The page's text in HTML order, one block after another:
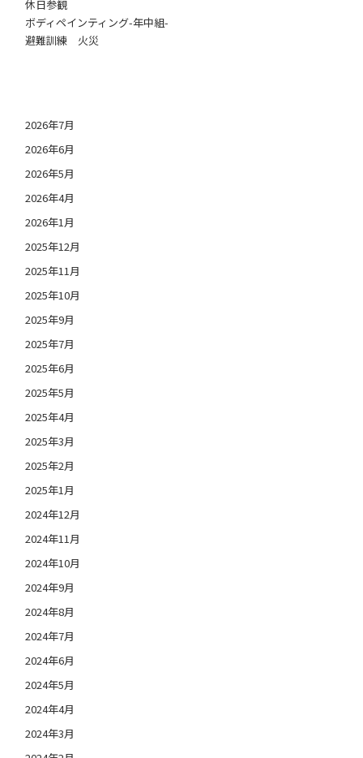
休日参観
ボディペインティング-年中組-
避難訓練 火災
2026年7月
2026年6月
2026年5月
2026年4月
2026年1月
2025年12月
2025年11月
2025年10月
2025年9月
2025年7月
2025年6月
2025年5月
2025年4月
2025年3月
2025年2月
2025年1月
2024年12月
2024年11月
2024年10月
2024年9月
2024年8月
2024年7月
2024年6月
2024年5月
2024年4月
2024年3月